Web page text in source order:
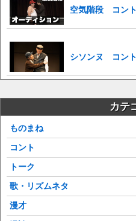
空気階段 コント
シソンヌ コント
カテ
ものまね
コント
トーク
歌・リズムネタ
漫才